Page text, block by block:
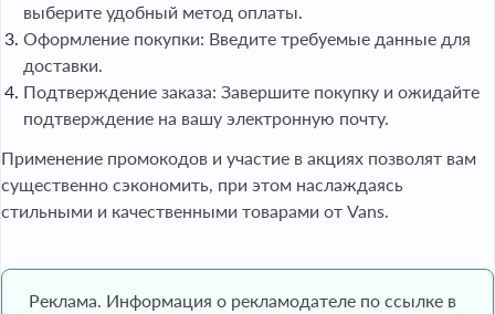
выберите удобный метод оплаты.
Оформление покупки: Введите требуемые данные для
доставки.
Подтверждение заказа: Завершите покупку и ожидайте
подтверждение на вашу электронную почту.
Применение промокодов и участие в акциях позволят вам
существенно сэкономить, при этом наслаждаясь
стильными и качественными товарами от Vans.
Реклама. Информация о рекламодателе по ссылке в